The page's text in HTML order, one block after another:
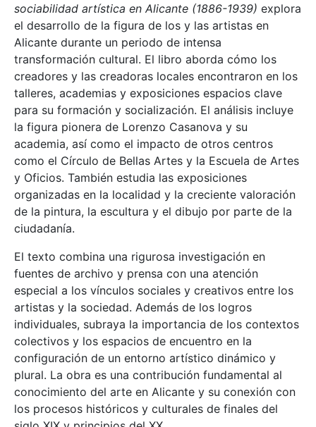
sociabilidad artística en Alicante (1886-1939) explora
el desarrollo de la figura de los y las artistas en
Alicante durante un periodo de intensa
transformación cultural. El libro aborda cómo los
creadores y las creadoras locales encontraron en los
talleres, academias y exposiciones espacios clave
para su formación y socialización. El análisis incluye
la figura pionera de Lorenzo Casanova y su
academia, así como el impacto de otros centros
como el Círculo de Bellas Artes y la Escuela de Artes
y Oficios. También estudia las exposiciones
organizadas en la localidad y la creciente valoración
de la pintura, la escultura y el dibujo por parte de la
ciudadanía.
El texto combina una rigurosa investigación en
fuentes de archivo y prensa con una atención
especial a los vínculos sociales y creativos entre los
artistas y la sociedad. Además de los logros
individuales, subraya la importancia de los contextos
colectivos y los espacios de encuentro en la
configuración de un entorno artístico dinámico y
plural. La obra es una contribución fundamental al
conocimiento del arte en Alicante y su conexión con
los procesos históricos y culturales de finales del